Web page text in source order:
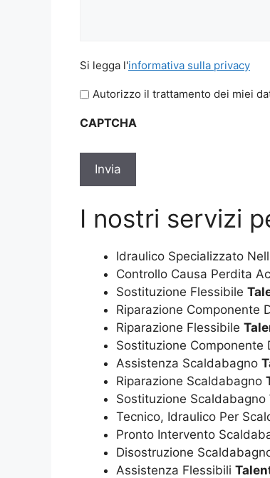
Si
l'informativa
sulla
*
Si legga l'informativa sulla privacy
Autorizzo il trattamento dei miei
CAPTCHA
I nostri servizi
Idraulico Specializzato
Controllo Causa Perdita
Sostituzione Flessibile
Riparazione Componente
Riparazione Flessibile
Sostituzione Componente
Assistenza Scaldabagno
Riparazione Scaldabagno
Sostituzione Scaldabagno
Tecnico, Idraulico Per
Pronto Intervento
Disostruzione
Assistenza Flessibili